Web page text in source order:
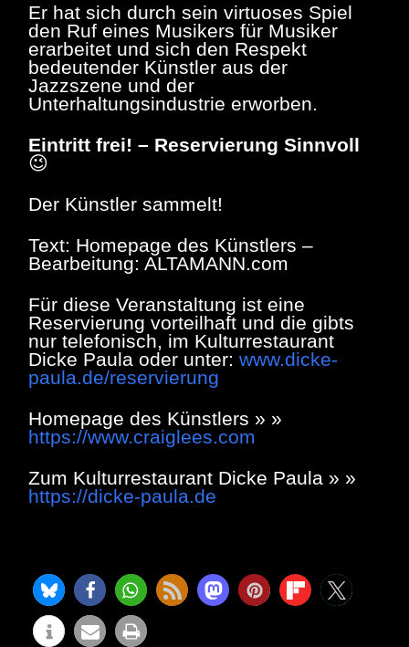
Er hat sich durch sein virtuoses Spiel
den Ruf eines Musikers für Musiker
erarbeitet und sich den Respekt
bedeutender Künstler aus der
Jazzszene und der
Unterhaltungsindustrie erworben.
Eintritt frei! – Reservierung Sinnvoll
😉
Der Künstler sammelt!
Text: Homepage des Künstlers –
Bearbeitung: ALTAMANN.com
Für diese Veranstaltung ist eine
Reservierung vorteilhaft und die gibts
nur telefonisch, im Kulturrestaurant
Dicke Paula oder unter: www.dicke-
paula.de/reservierung
Homepage des Künstlers » »
https://www.craiglees.com
Zum Kulturrestaurant Dicke Paula » »
https://dicke-paula.de